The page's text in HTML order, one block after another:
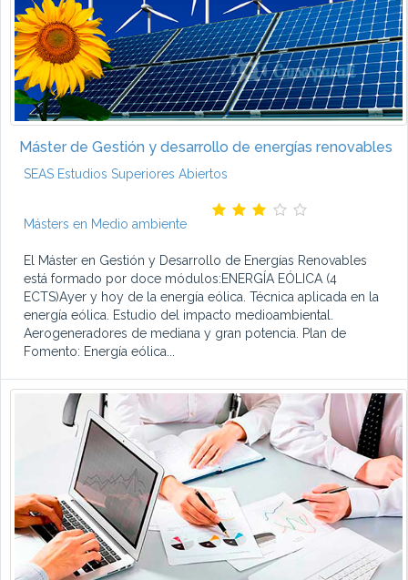
Máster de Gestión y desarrollo de energías renovables
SEAS Estudios Superiores Abiertos
Másters en Medio ambiente
El Máster en Gestión y Desarrollo de Energías Renovables
está formado por doce módulos:ENERGÍA EÓLICA (4
ECTS)Ayer y hoy de la energía eólica. Técnica aplicada en la
energía eólica. Estudio del impacto medioambiental.
Aerogeneradores de mediana y gran potencia. Plan de
Fomento: Energía eólica...